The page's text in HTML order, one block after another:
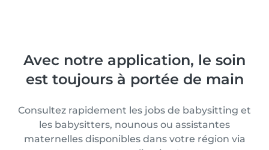
Avec notre application, le soin
est toujours à portée de main
Consultez rapidement les jobs de babysitting et
les babysitters, nounous ou assistantes
maternelles disponibles dans votre région via